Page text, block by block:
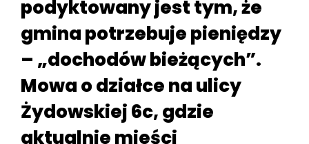
podyktowany jest tym, że
gmina potrzebuje pieniędzy
– „dochodów bieżących”.
Mowa o działce na ulicy
Żydowskiej 6c, gdzie
aktualnie mieści